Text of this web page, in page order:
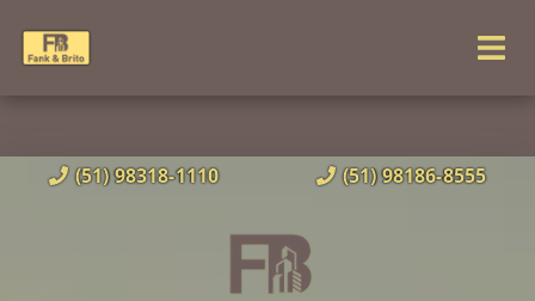
(51) 98318-1110 (51) 98186-8555